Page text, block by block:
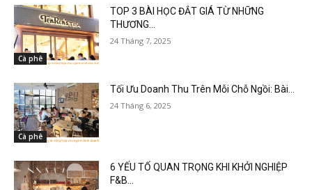
Cà phê
TOP 3 BÀI HỌC ĐẮT GIÁ TỪ NHỮNG
THƯƠNG...
24 Tháng 7, 2025
Cà phê
Tối Ưu Doanh Thu Trên Mỗi Chỗ Ngồi: Bài...
24 Tháng 6, 2025
6 YẾU TỐ QUAN TRỌNG KHI KHỞI NGHIỆP
F&B...